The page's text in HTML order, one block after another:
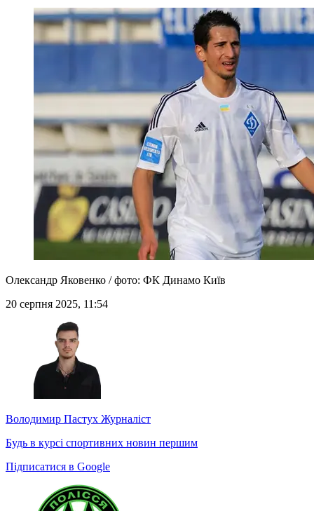
Олександр Яковенко / фото: ФК Динамо Київ
20 серпня 2025, 11:54
Володимир Пастух Журналіст
Будь в курсі спортивних новин першим
Підписатися в Google